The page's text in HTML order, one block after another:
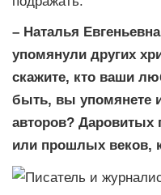
– Наталья
упомянули других
скажите, кто ваши
быть, вы упомянете
авторов? Даровитых
или прошлых веков,